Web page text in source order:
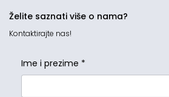
Želite saznati više o nama?
Kontaktirajte nas!
Ime i prezime *